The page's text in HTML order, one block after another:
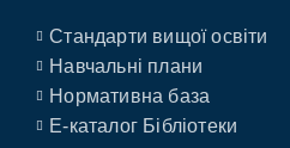
Стандарти вищої освіти
Навчальні плани
Нормативна база
E-каталог Бібліотеки